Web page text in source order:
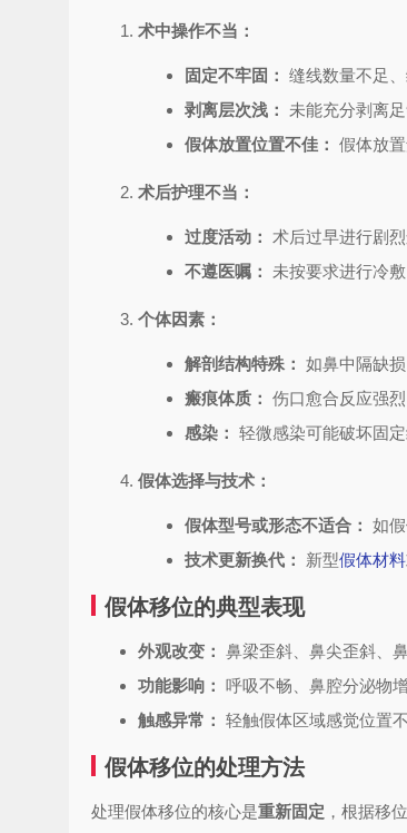
术中操作不当：
固定不牢固： 缝线数量不足
剥离层次浅：
未能充分剥离
假体放置位置不佳： 假体放
术后护理不当：
过度活动： 术后过早进行剧
不遵医嘱：
未按要求进行冷
个体因素：
解剖结构特殊： 如鼻中隔缺
瘢痕体质： 伤口愈合反应强
感染： 轻微感染可能破坏固
假体选择与技术：
假体型号或形态不适合： 如
技术更新换代：
新型假体材料
假体移位的典型表现
外观改变： 鼻梁歪斜、鼻尖歪斜、
功能影响： 呼吸不畅、鼻腔分泌物
触感异常： 轻触假体区域感觉位置
假体移位的处理方法
处理假体移位的核心是重新固定 ，根据移